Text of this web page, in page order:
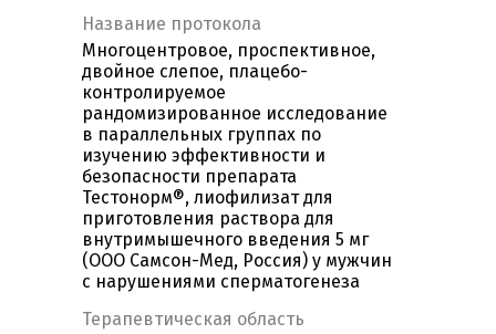
Название протокола
Многоцентровое, проспективное,
двойное слепое, плацебо-
контролируемое
рандомизированное исследование
в параллельных группах по
изучению эффективности и
безопасности препарата
Тестонорм®, лиофилизат для
приготовления раствора для
внутримышечного введения 5 мг
(ООО Самсон-Мед, Россия) у мужчин
с нарушениями сперматогенеза
Терапевтическая область